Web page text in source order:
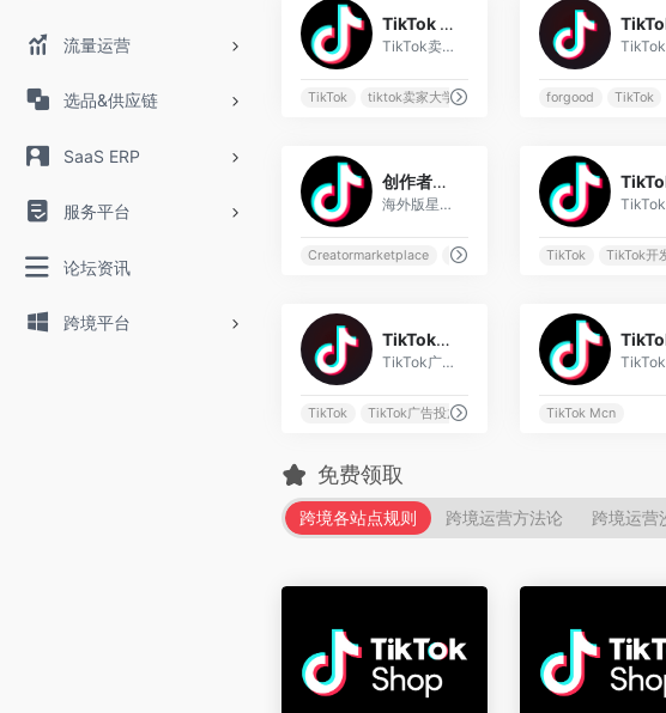
流量运营
选品&供应链
SaaS ERP
服务平台
论坛资讯
跨境平台
TikTok University
TikTok卖家大学
TikTok tiktok卖家大学 forgood TikTok
创作者服务（TCM）
海外版星图（TCM），TikTok官方创作者平台，可以找到网红合作。
Creatormarketplace TCM 海外版星图（
TikTok TikTok开
TikTok官方广告投放
TikTok广告投放平台
TikTok TikTok广告投放 TikTok Mcn
免费领取
跨境各站点规则 跨境运营方法论 跨境运营